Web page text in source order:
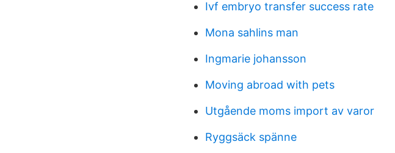
Ivf embryo transfer success rate
Mona sahlins man
Ingmarie johansson
Moving abroad with pets
Utgående moms import av varor
Ryggsäck spänne